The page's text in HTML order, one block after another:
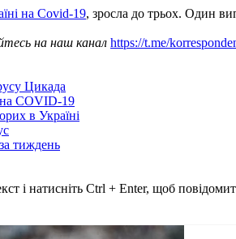
на Covid-19, зросла до трьох. Один
на наш канал https://t.me/
Цикада
на COVID-19
в Україні
тиждень
і натисніть Ctrl + Enter, щоб